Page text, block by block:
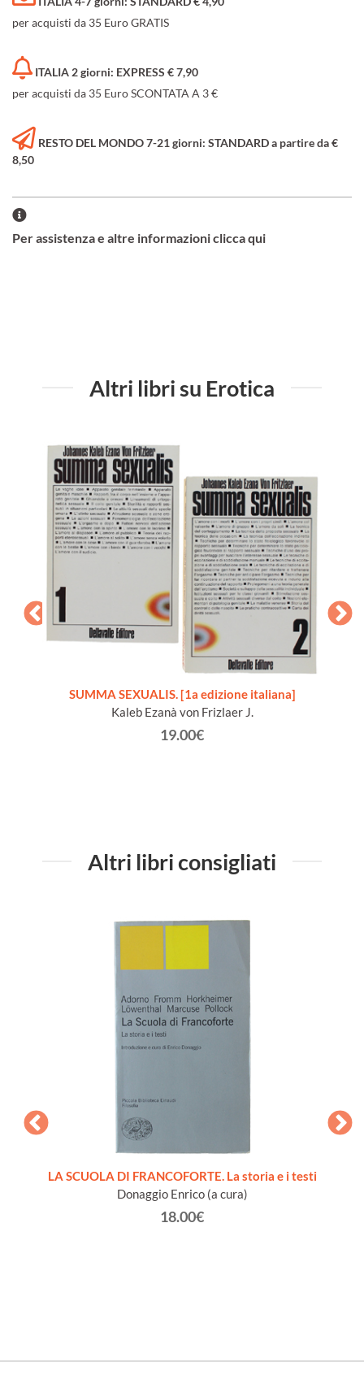
per acquisti da 35 Euro GRATIS
ITALIA 2 giorni: EXPRESS € 7,90
per acquisti da 35 Euro SCONTATA A 3 €
RESTO DEL MONDO 7-21 giorni: STANDARD a partire da €
8,50
Per assistenza e altre informazioni clicca qui
Altri libri su Erotica
SUMMA SEXUALIS. [1a edizione italiana]
Kaleb Ezanà von Frizlaer J.
19.00€
Altri libri consigliati
LA SCUOLA DI FRANCOFORTE. La storia e i testi
Donaggio Enrico (a cura)
18.00€